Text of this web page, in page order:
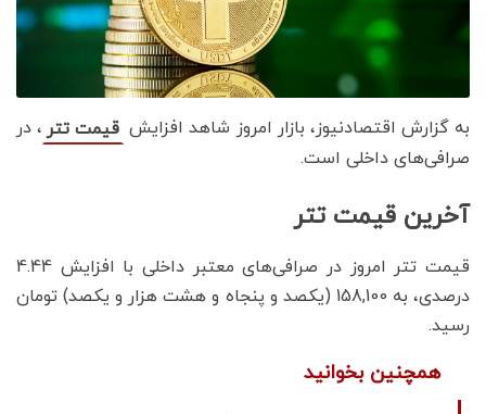
به گزارش اقتصادنیوز، بازار امروز شاهد افزایش قیمت تتر ، در
صرافی‌های داخلی است.
آخرین قیمت تتر
قیمت تتر امروز در صرافی‌های معتبر داخلی با افزایش 4.44
درصدی، به 158,100 (یکصد و پنجاه و هشت هزار و یکصد) تومان
رسید.
همچنین بخوانید